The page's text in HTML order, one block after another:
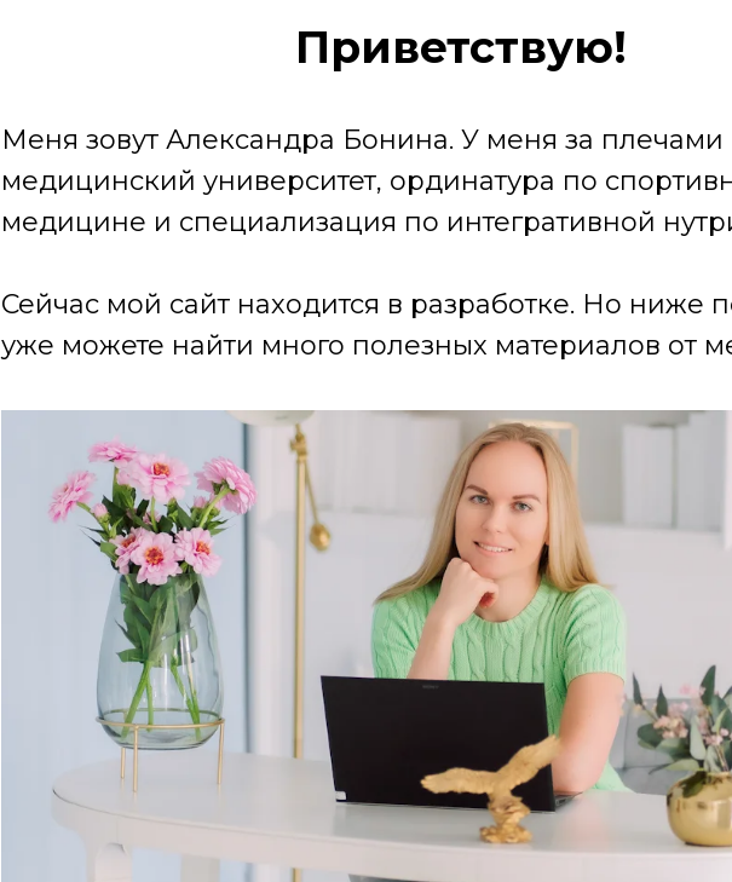
Приветствую!
Меня зовут Александра Бонина. У меня за плечами
медицинский университет, ординатура по
медицине и специализация по интегративной
Сейчас мой сайт находится в разработке. Но ниже
уже можете найти много полезных материалов от